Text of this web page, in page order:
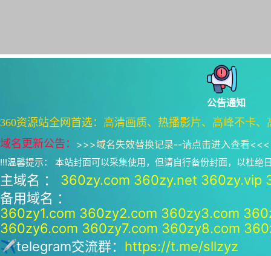
公告通知
360资源站全网首选：高清画质、热播影片、高峰不卡
域名更新公告： >>>域名失效替换记录--请点击进入查看<<<
!!!温馨提示： 本站封面可以采集使用，但请自行备份封面，以杜绝
主域名 ： 360zy.com 360zy.net 360zy.vip
备用域名 ：
360zy1.com 360zy2.com 360zy3.com
360zy6.com 360zy7.com 360zy8.com
✈telegram交流群： https://t.me/sllzyz